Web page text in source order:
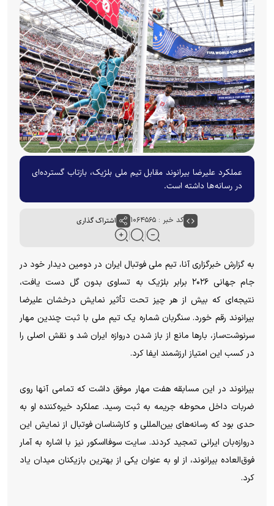
عملکرد علیرضا بیرانوند مقابل تیم ملی بلژیک، بازتاب گسترده‌ای
در رسانه‌ها داشته است.
کد خبر : ۱۰۶۴۵۶۵ اشتراک گذاری
به گزارش خبرگزاری آنا، تیم ملی فوتبال ایران در دومین دیدار خود در
جام جهانی ۲۰۲۶ برابر بلژیک به تساوی بدون گل دست یافت،
نتیجه‌ای که بیش از هر چیز تحت تأثیر نمایش درخشان علیرضا
بیرانوند رقم خورد. سنگربان شماره یک تیم ملی با ثبت چندین مهار
سرنوشت‌ساز، بارها مانع از باز شدن دروازه ایران شد و نقش اصلی را
در کسب این امتیاز ارزشمند ایفا کرد.
بیرانوند در این مسابقه هفت مهار موفق داشت که تمامی آنها روی
ضربات داخل محوطه جریمه به ثبت رسید. عملکرد خیره‌کننده او به
حدی بود که رسانه‌های بین‌المللی و کارشناسان فوتبال از نمایش این
دروازه‌بان ایرانی تمجید کردند. سایت سوفااسکور نیز با اشاره به آمار
فوق‌العاده بیرانوند، از او به عنوان یکی از بهترین بازیکنان میدان یاد
کرد.